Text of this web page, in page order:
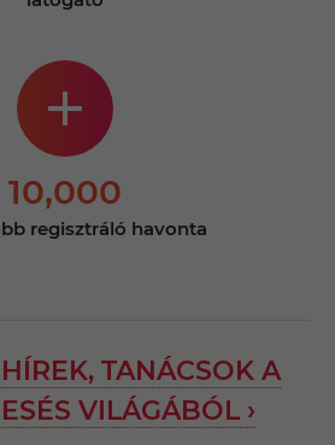
10,000
regisztráló havonta
TANÁCSOK A
VILÁGÁBÓL ›